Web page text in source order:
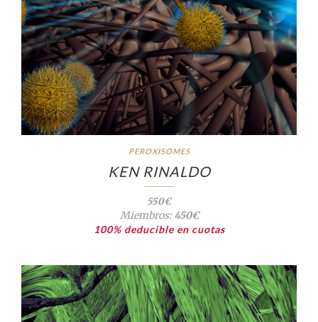
PEROXISOMES
KEN RINALDO
550€
Miembros:450€
100% deducible en cuotas